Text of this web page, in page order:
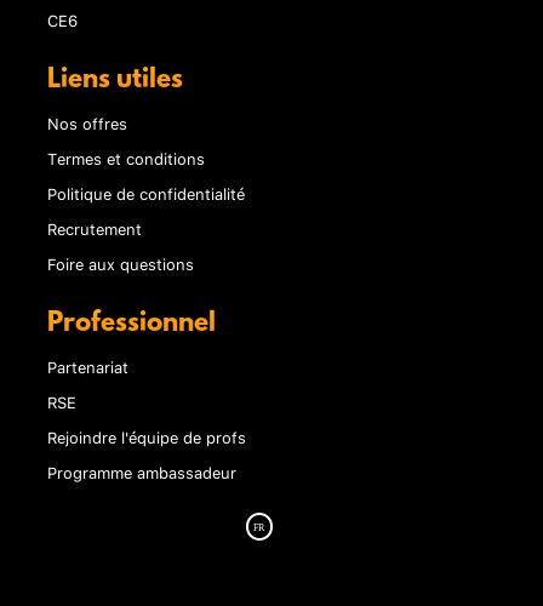
CE6
Liens utiles
Nos offres
Termes et conditions
Politique de confidentialité
Recrutement
Foire aux questions
Professionnel
Partenariat
RSE
Rejoindre l'équipe de profs
Programme ambassadeur